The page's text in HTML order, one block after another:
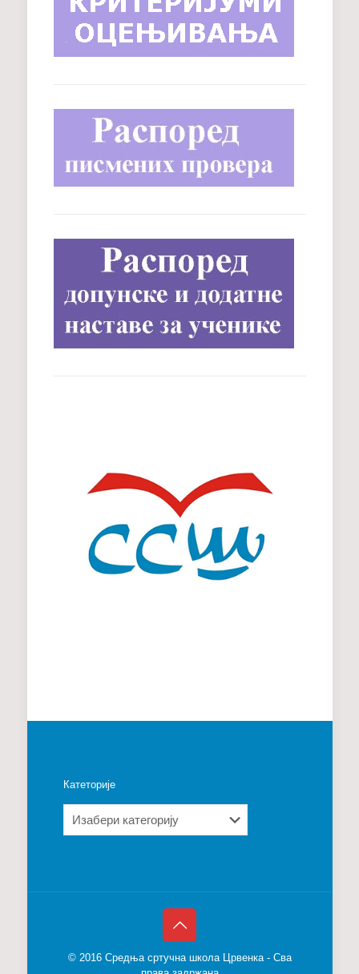
Катеторије
© 2016 Средња сртучна школа Црвенка - Сва